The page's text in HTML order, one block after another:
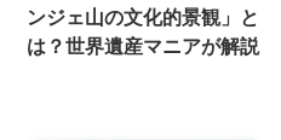
ンジェ山の文化的景観」と
は？世界遺産マニアが解説